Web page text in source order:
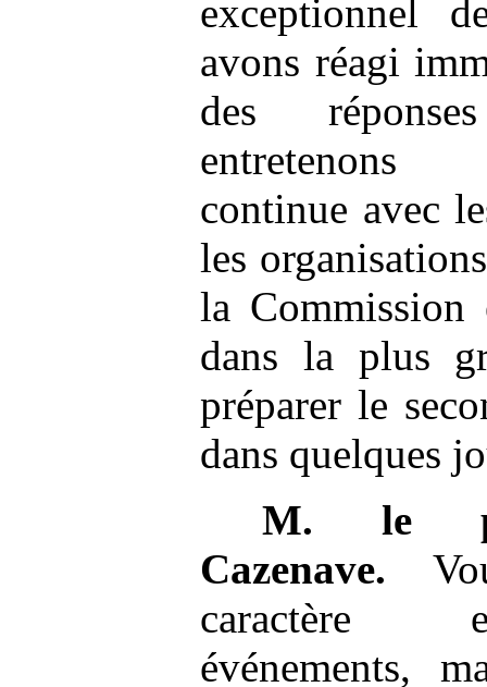
exceptionnel
avons réagi
des
entretenons
continue avec
les
la Commission
dans la plus
préparer le
dans quelques
M.
le
Cazenave.
caractère
événements,